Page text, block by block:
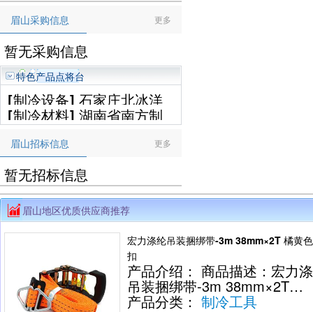
更多
眉山采购信息
暂无采购信息
特色产品点将台
[制冷设备] 石家庄北冰洋
制冷设备工程有限公司
[制冷材料] 湖南省南方制
冷设备有限公司
更多
眉山招标信息
暂无招标信息
眉山地区优质供应商推荐
宏力涤纶吊装捆绑带-3m 38mm×2T 橘黄
扣
产品介绍： 商品描述：宏力
吊装捆绑带-3m 38mm×2T…
产品分类： 制冷工具